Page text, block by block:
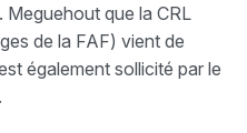
Meguehout que la CRL
de la FAF) vient de
également sollicité par le